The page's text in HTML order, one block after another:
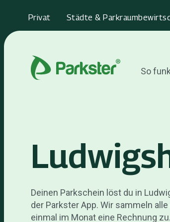
Privat Städte &
So
Deinen Parkschein löst du in
der Parkster App. Wir sammeln
einmal im Monat eine Rechnung